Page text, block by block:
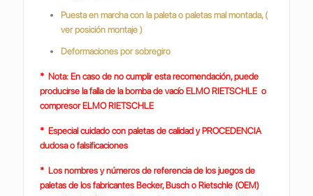
Puesta en marcha con la paleta o paletas mal montada, (
ver posición montaje )
Deformaciones por sobregiro
* Nota: En caso de no cumplir esta recomendación, puede
producirse la falla de la bomba de vacío ELMO RIETSCHLE o
compresor ELMO RIETSCHLE
* Especial cuidado con paletas de calidad y PROCEDENCIA
dudosa o falsificaciones
* Los nombres y números de referencia de los juegos de
paletas de los fabricantes Becker, Busch o Rietschle (OEM)